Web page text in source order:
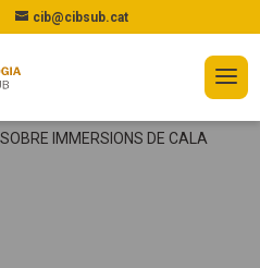
cib@cibsub.cat
IMMERSIONS DE CALA